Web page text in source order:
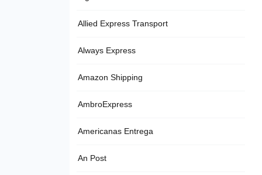
Allied Express Transport
Always Express
Amazon Shipping
AmbroExpress
Americanas Entrega
An Post